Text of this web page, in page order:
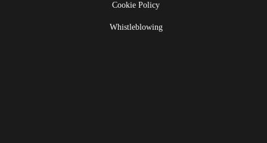
Cookie Policy
Whistleblowing